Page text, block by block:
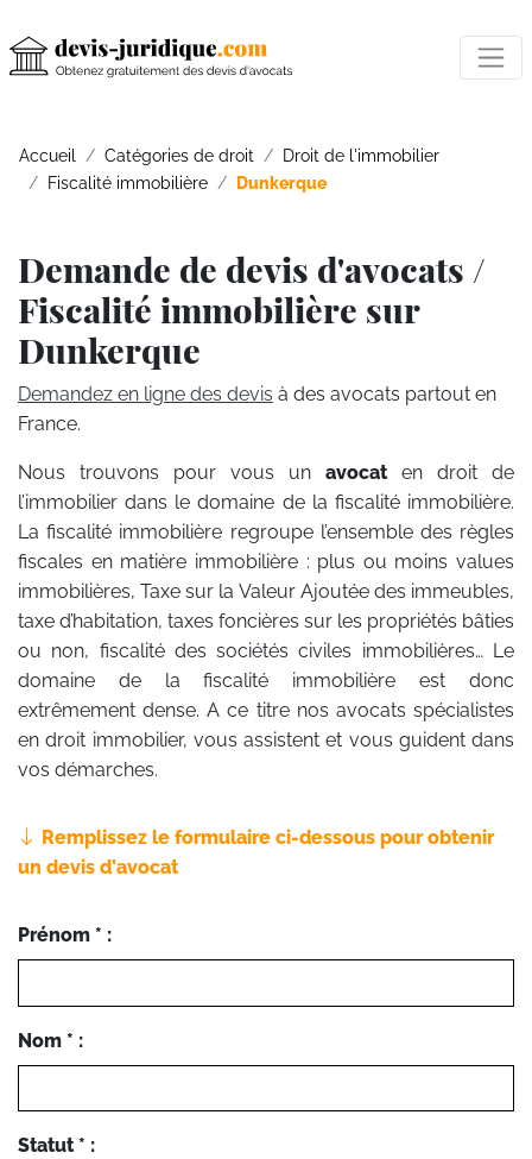
Accueil Catégories de droit
Droit de l'immobilier
Fiscalité immobilière
Dunkerque
Demande de devis d'avocats /
Fiscalité immobilière sur
Dunkerque
Demandez en ligne des devis à des avocats partout en
France.
Nous trouvons pour vous un avocat en droit de
l’immobilier dans le domaine de la fiscalité immobilière.
La fiscalité immobilière regroupe l’ensemble des règles
fiscales en matière immobilière : plus ou moins values
immobilières, Taxe sur la Valeur Ajoutée des immeubles,
taxe d’habitation, taxes foncières sur les propriétés bâties
ou non, fiscalité des sociétés civiles immobilières… Le
domaine de la fiscalité immobilière est donc
extrêmement dense. A ce titre nos avocats spécialistes
en droit immobilier, vous assistent et vous guident dans
vos démarches.
Remplissez le formulaire ci-dessous pour obtenir
un devis d'avocat
Prénom * :
Nom * :
Statut * :